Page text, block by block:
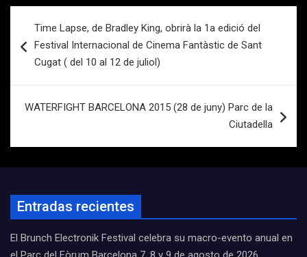
de
entradas
Time Lapse, de Bradley King, obrirà la 1a edició del
Festival Internacional de Cinema Fantàstic de Sant
Cugat ( del 10 al 12 de juliol)
WATERFIGHT BARCELONA 2015 (28 de juny) Parc de la
Ciutadella
Entradas recientes
El Brunch Electronik Festival celebra su macro-evento anual en